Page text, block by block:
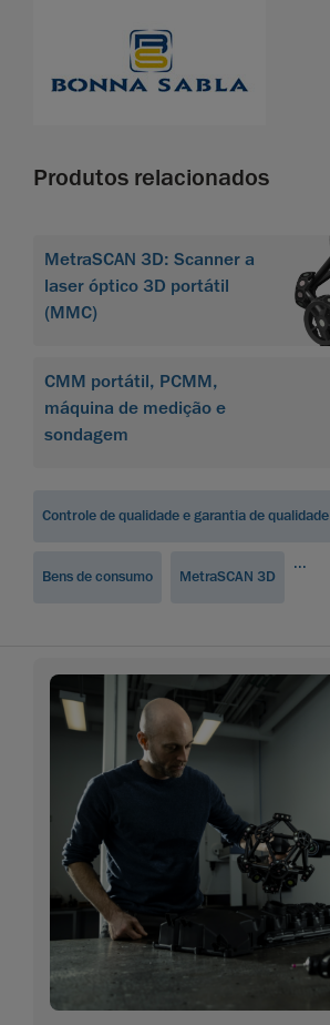
Produtos relacionados
MetraSCAN 3D: Scanner a
laser óptico 3D portátil
(MMC)
CMM portátil, PCMM,
máquina de medição e
sondagem
Controle de qualidade e garantia de qualidade
Bens de consumo MetraSCAN 3D
...